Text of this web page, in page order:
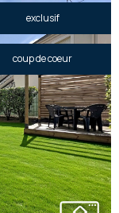
exclusif
coup de coeur